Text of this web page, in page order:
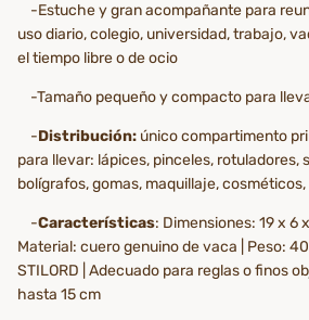
-Estuche y gran acompañante para
uso diario, colegio, universidad, trabajo,
el tiempo libre o de ocio
-Tamaño pequeño y compacto para
-Distribución: único compartimento
para llevar: lápices, pinceles, rotuladores,
bolígrafos, gomas, maquillaje, cosméticos,
-Características: Dimensiones: 19 x 6
Material: cuero genuino de vaca | Peso:
STILORD | Adecuado para reglas o finos
hasta 15 cm